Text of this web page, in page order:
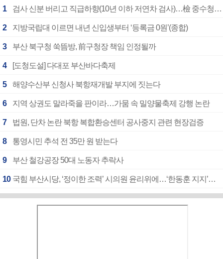
1 검사 신분 버리고 직급하향(10년 이하 저연차 검사)…檢 중수청행 기피
2 지방국립대 이르면 내년 신입생부터 ‘등록금 0원’(종합)
3 부산 북구청 쑥뜸방, 前구청장 책임 인정될까
4 [도청도설] 다대포 부산바다축제
5 해양수산부 신청사 북항재개발 부지에 짓는다
6 지역 상권도 말라죽을 판이라…가뭄 속 밀양물축제 강행 논란
7 법원, 단차 논란 북항 복합환승센터 공사중지 관련 현장검증
8 통영시민 추석 전 35만 원 받는다
9 부산 철강공장 50대 노동자 추락사
10 국힘 부산시당, ‘정이한 조력’ 시의원 윤리위에…‘한동훈 지지’도 신고접수